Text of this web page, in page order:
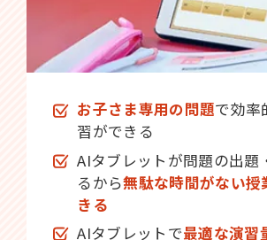
お子さま専用の問題で効率
習ができる
AIタブレットが問題の出題
るから無駄な時間がない授
きる
AIタブレットで最適な演習